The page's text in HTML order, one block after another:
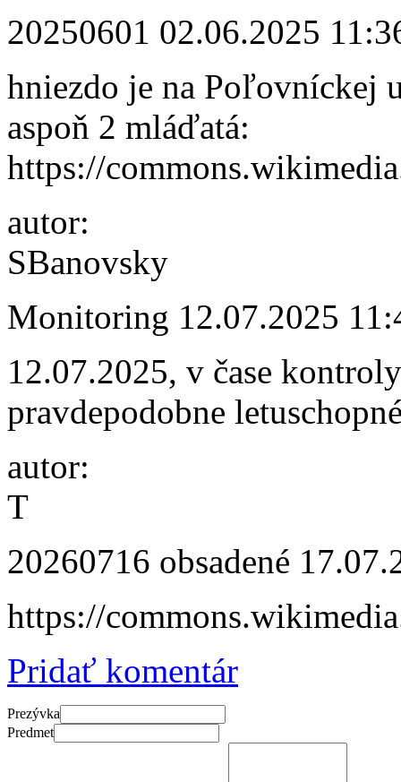
20250601 02.06.2025
hniezdo je na Poľovníckej
aspoň 2 mláďatá:
https://
autor:
SBanovsky
Monitoring 12.07.2025
12.07.2025, v čase
pravdepodobne
autor:
T
20260716 obsadené
https://
Pridať komentár
Prezývka
Predmet